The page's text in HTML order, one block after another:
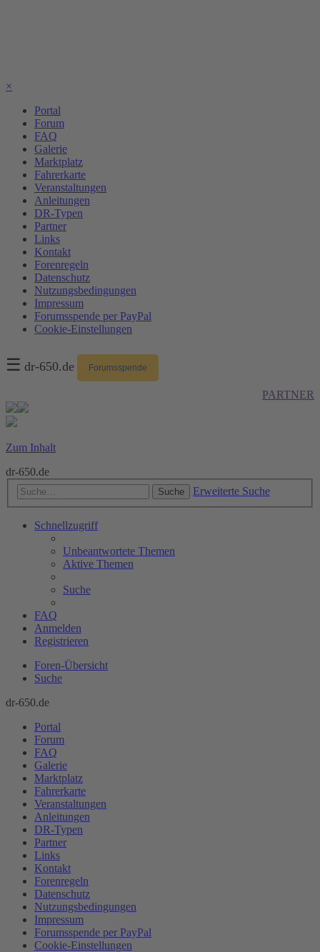
×
Portal
Forum
FAQ
Galerie
Marktplatz
Fahrerkarte
Veranstaltungen
Anleitungen
DR-Typen
Partner
Links
Kontakt
Forenregeln
Datenschutz
Nutzungsbedingungen
Impressum
Forumsspende per PayPal
Cookie-Einstellungen
☰ dr-650.de Forumsspende
PARTNER
Zum Inhalt
dr-650.de
Suche Erweiterte Suche
Schnellzugriff
Unbeantwortete Themen
Aktive Themen
Suche
FAQ
Anmelden
Registrieren
Foren-Übersicht
Suche
dr-650.de
Portal
Forum
FAQ
Galerie
Marktplatz
Fahrerkarte
Veranstaltungen
Anleitungen
DR-Typen
Partner
Links
Kontakt
Forenregeln
Datenschutz
Nutzungsbedingungen
Impressum
Forumsspende per PayPal
Cookie-Einstellungen